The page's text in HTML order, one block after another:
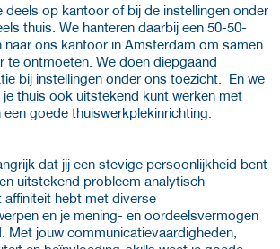
deels op kantoor of bij de instellingen onder
thuis. We hanteren daarbij een 50-50-
naar ons kantoor in Amsterdam om samen
te ontmoeten. We doen diepgaand
bij instellingen onder ons toezicht. En we
thuis ook uitstekend kunt werken met
goede thuiswerkplekinrichting.
dat jij een stevige persoonlijkheid bent
uitstekend probleem analytisch
hebt met diverse
en je mening- en oordeelsvermogen
Met jouw communicatievaardigheden,